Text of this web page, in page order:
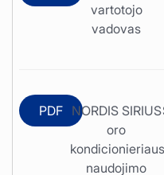
vartotojo
vadovas
PDF NORDIS SIRIUS
oro
kondicionieriaus
naudojimo